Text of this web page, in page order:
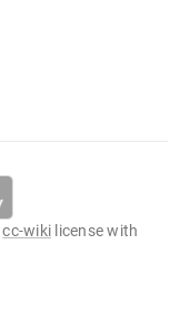
cc-wiki license with